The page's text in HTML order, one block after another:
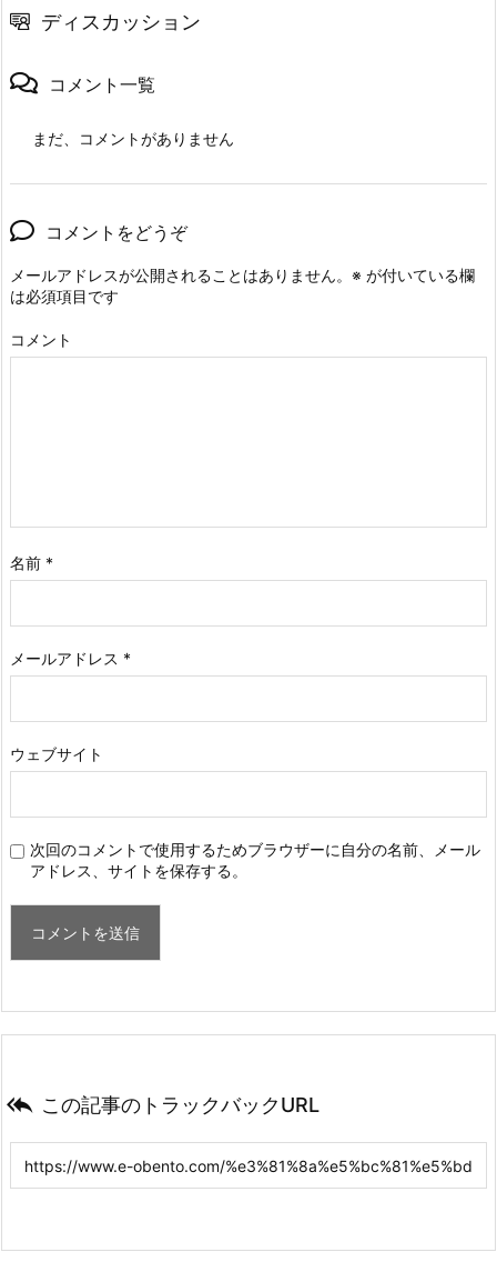
ディスカッション
コメント一覧
まだ、コメントがありません
コメントをどうぞ
メールアドレスが公開されることはありません。 ※ が付いている欄
は必須項目です
コメント
名前 *
メールアドレス *
ウェブサイト
次回のコメントで使用するためブラウザーに自分の名前、メール
アドレス、サイトを保存する。
 この記事のトラックバックURL